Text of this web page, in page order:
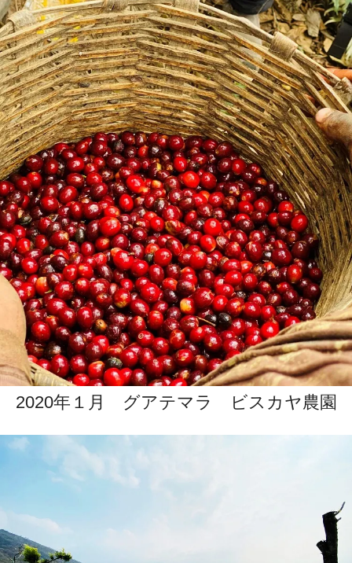
2020年１月 グアテマラ ビスカヤ農園